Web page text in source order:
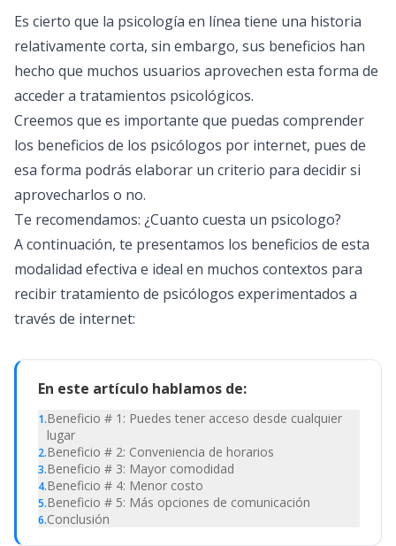
Es cierto que la psicología en línea tiene una historia
relativamente corta, sin embargo, sus beneficios han
hecho que muchos usuarios aprovechen esta forma de
acceder a tratamientos psicológicos.
Creemos que es importante que puedas comprender
los beneficios de los psicólogos por internet, pues de
esa forma podrás elaborar un criterio para decidir si
aprovecharlos o no.
Te recomendamos: ¿Cuanto cuesta un psicologo?
A continuación, te presentamos los beneficios de esta
modalidad efectiva e ideal en muchos contextos para
recibir tratamiento de psicólogos experimentados a
través de internet:
En este artículo hablamos de:
1.Beneficio # 1: Puedes tener acceso desde cualquier
lugar
2.Beneficio # 2: Conveniencia de horarios
3.Beneficio # 3: Mayor comodidad
4.Beneficio # 4: Menor costo
5.Beneficio # 5: Más opciones de comunicación
6.Conclusión